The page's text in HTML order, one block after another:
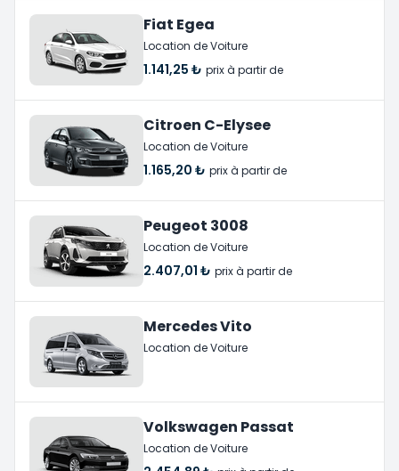
Fiat Egea
Location de Voiture
1.141,25 ₺ prix à partir de
Citroen C-Elysee
Location de Voiture
1.165,20 ₺ prix à partir de
Peugeot 3008
Location de Voiture
2.407,01 ₺ prix à partir de
Mercedes Vito
Location de Voiture
Volkswagen Passat
Location de Voiture